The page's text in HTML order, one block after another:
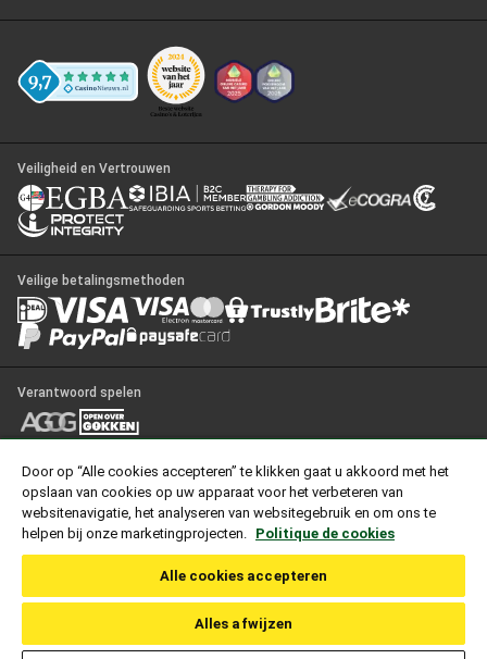
Veiligheid en Vertrouwen
Veilige betalingsmethoden
Verantwoord spelen
© Copyright 2026, Unibet. Alle rechten voorbehouden.
“UNIBET” is een gedeponeerd handelsmerk. UNIBET is niet aangesloten bij
of verbonden aan sportteams, organisaties van evenementen of spelers die
afgebeeld worden op haar websites.
Optdeck Service Limited, een vennootschap naar Maltees recht, gevestigd en
organiseren van kansspelen op afstand. Deze vergunning, met kenmerk
1730/01.267.175 is verleend door de Nederlandse Kansspelautoriteit op 08
Door op “Alle cookies accepteren” te klikken gaat u akkoord met het
opslaan van cookies op uw apparaat voor het verbeteren van
websitenavigatie, het analyseren van websitegebruik en om ons te
helpen bij onze marketingprojecten. Politique de cookies
Alle cookies accepteren
Alles afwijzen